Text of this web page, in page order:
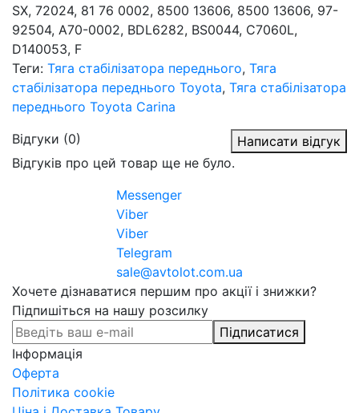
SX, 72024, 81 76 0002, 8500 13606, 8500 13606, 97-
92504, A70-0002, BDL6282, BS0044, C7060L,
D140053, F
Теги: Тяга стабілізатора переднього, Тяга
стабілізатора переднього Toyota, Тяга стабілізатора
переднього Toyota Carina
Відгуки (0)
Написати відгук
Відгуків про цей товар ще не було.
Messenger
Viber
Viber
Telegram
sale@avtolot.com.ua
Хочете дізнаватися першим про акції і знижки?
Підпишіться на нашу розсилку
Підписатися
Інформація
Оферта
Політика cookie